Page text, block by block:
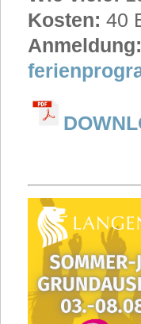
Kosten: 40
Anmeldung: